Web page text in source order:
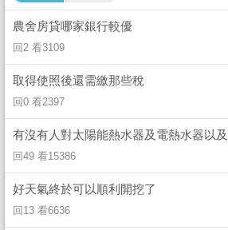
農舍房貸哪家銀行較優
回2 看3109
取得使照後還需繳那些稅
回0 看2397
有沒有人對太陽能熱水器及電熱水器以
回49 看15386
好天氣終於可以順利開挖了
回13 看6636